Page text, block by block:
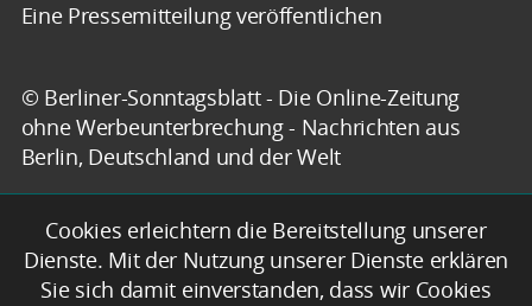
Eine Pressemitteilung veröffentlichen
© Berliner-Sonntagsblatt - Die Online-Zeitung
ohne Werbeunterbrechung - Nachrichten aus
Berlin, Deutschland und der Welt
Cookies erleichtern die Bereitstellung unserer
Dienste. Mit der Nutzung unserer Dienste erklären
Sie sich damit einverstanden, dass wir Cookies